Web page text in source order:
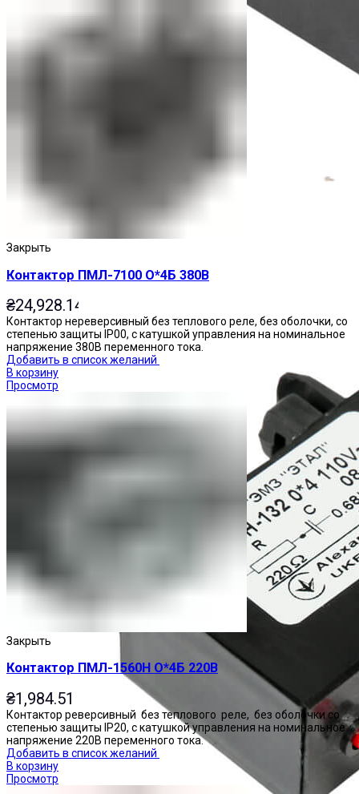
Закрыть
Контактор ПМЛ-7100 О*4Б 380В
₴24,928.14
Контактор нереверсивный без теплового реле, без оболочки, со
степенью защиты IP00, с катушкой управления на номинальное
напряжение 380В переменного тока.
Добавить в список желаний
В корзину
Просмотр
Закрыть
Контактор ПМЛ-1560Н О*4Б 220В
₴1,984.51
Контактор реверсивный без теплового реле, без оболочки со
степенью защиты IP20, с катушкой управления на номинальное
напряжение 220В переменного тока.
Добавить в список желаний
В корзину
Просмотр